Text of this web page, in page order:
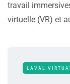
travail
virtuelle (VR) et
LAVAL